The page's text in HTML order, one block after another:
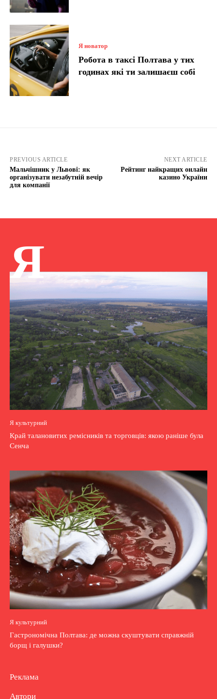
Я новатор
Робота в таксі Полтава у тих
годинах які ти залишаєш собі
PREVIOUS ARTICLE
Мальчішник у Львові: як
організувати незабутній вечір
для компанії
NEXT ARTICLE
Рейтинг найкращих онлайн
казино України
Я
Я культурний
Край талановитих ремісників та торговців: якою раніше була
Сенча
Я культурний
Гастрономічна Полтава: де можна скуштувати справжній
борщ і галушки?
Реклама
Автори